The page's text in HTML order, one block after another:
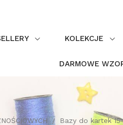
KOLEKCJE
DARMOWE
Bazy do kartek 15